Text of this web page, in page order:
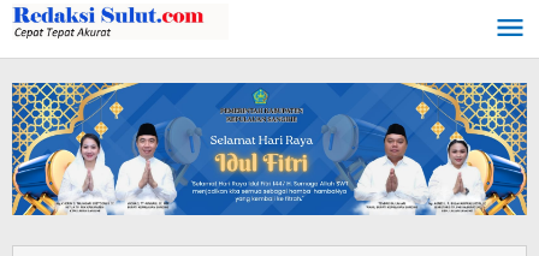
Lewati
ke
konten